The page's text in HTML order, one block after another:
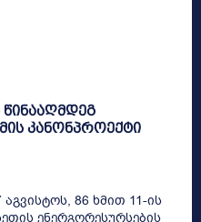
წინააღმდეგ
კანონპროექტი
აგვისტოს, 86 ხმით 11-ის
ენერგორესურსების